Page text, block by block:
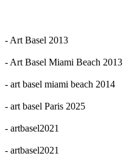
- Art Basel 2013
- Art Basel Miami Beach 2013
- art basel miami beach 2014
- art basel Paris 2025
- artbasel2021
- artbasel2021